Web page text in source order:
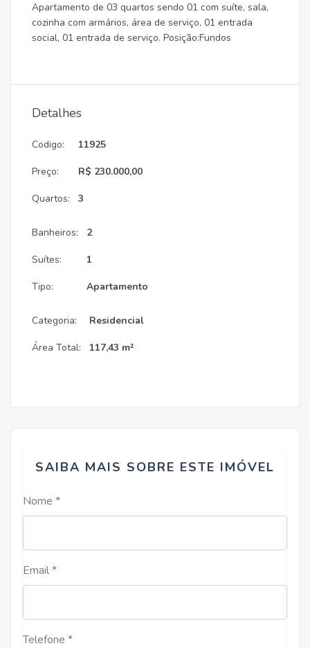
Apartamento de 03 quartos sendo 01 com suíte, sala,
cozinha com armários, área de serviço, 01 entrada
social, 01 entrada de serviço. Posição:Fundos
Detalhes
Codigo:
Preço:
Quartos:
11925
R$ 230.000,00
3
Banheiros:
Suítes:
Tipo:
2
1
Apartamento
Categoria:
Área Total:
Residencial
117,43 m²
SAIBA MAIS SOBRE ESTE IMÓVEL
Nome *
Email *
Telefone *